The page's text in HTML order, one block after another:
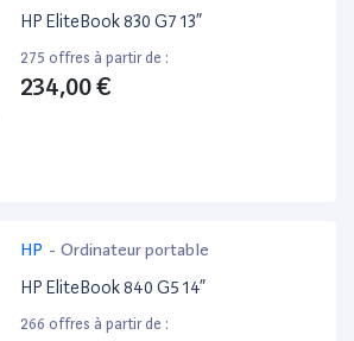
HP EliteBook 830 G7 13”
275 offres à partir de :
234,00 €
HP - Ordinateur portable
HP EliteBook 840 G5 14”
266 offres à partir de :